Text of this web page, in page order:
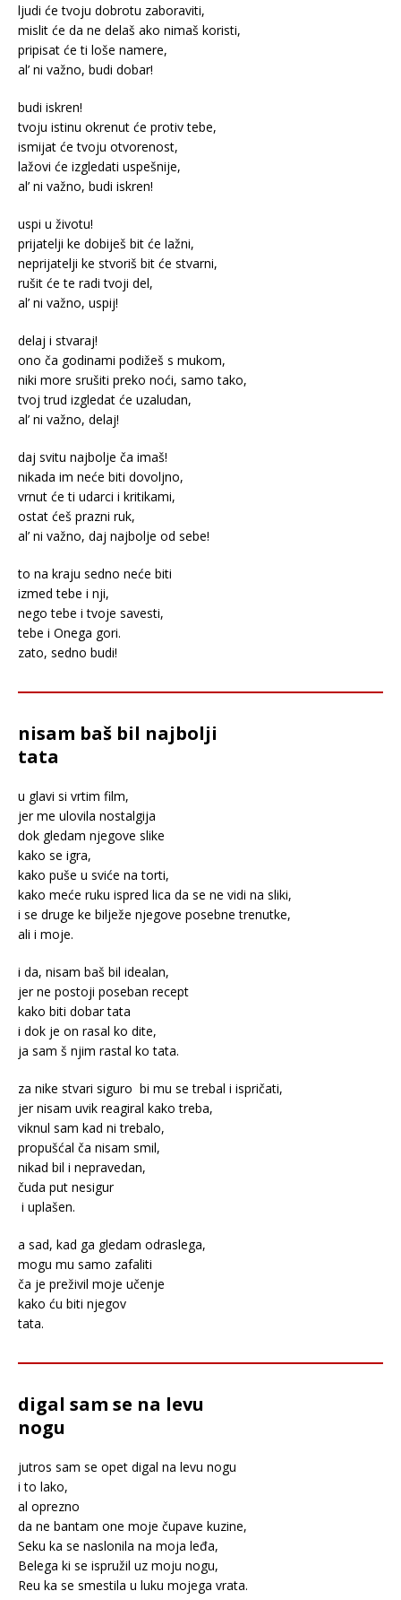
ljudi će tvoju dobrotu zaboraviti,
mislit će da ne delaš ako nimaš koristi,
pripisat će ti loše namere,
al’ ni važno, budi dobar!
budi iskren!
tvoju istinu okrenut će protiv tebe,
ismijat će tvoju otvorenost,
lažovi će izgledati uspešnije,
al’ ni važno, budi iskren!
uspi u životu!
prijatelji ke dobiješ bit će lažni,
neprijatelji ke stvoriš bit će stvarni,
rušit će te radi tvoji del,
al’ ni važno, uspij!
delaj i stvaraj!
ono ča godinami podižeš s mukom,
niki more srušiti preko noći, samo tako,
tvoj trud izgledat će uzaludan,
al’ ni važno, delaj!
daj svitu najbolje ča imaš!
nikada im neće biti dovoljno,
vrnut će ti udarci i kritikami,
ostat ćeš prazni ruk,
al’ ni važno, daj najbolje od sebe!
to na kraju sedno neće biti
izmed tebe i nji,
nego tebe i tvoje savesti,
tebe i Onega gori.
zato, sedno budi!
nisam baš bil najbolji
tata
u glavi si vrtim film,
jer me ulovila nostalgija
dok gledam njegove slike
kako se igra,
kako puše u sviće na torti,
kako meće ruku ispred lica da se ne vidi na sliki,
i se druge ke bilježe njegove posebne trenutke,
ali i moje.
i da, nisam baš bil idealan,
jer ne postoji poseban recept
kako biti dobar tata
i dok je on rasal ko dite,
ja sam š njim rastal ko tata.
za nike stvari siguro bi mu se trebal i ispričati,
jer nisam uvik reagiral kako treba,
viknul sam kad ni trebalo,
propušćal ča nisam smil,
nikad bil i nepravedan,
čuda put nesigur
i uplašen.
a sad, kad ga gledam odraslega,
mogu mu samo zafaliti
ča je preživil moje učenje
kako ću biti njegov
tata.
digal sam se na levu
nogu
jutros sam se opet digal na levu nogu
i to lako,
al oprezno
da ne bantam one moje čupave kuzine,
Seku ka se naslonila na moja leđa,
Belega ki se ispružil uz moju nogu,
Reu ka se smestila u luku mojega vrata.